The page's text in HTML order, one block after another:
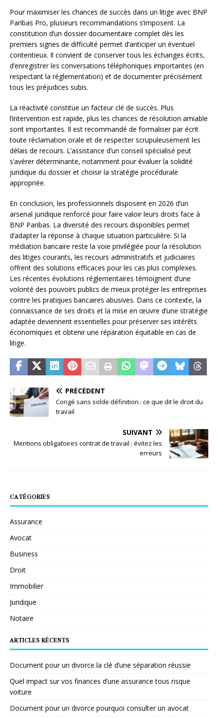
Pour maximiser les chances de succès dans un litige avec BNP
Paribas Pro, plusieurs recommandations s’imposent. La
constitution d’un dossier documentaire complet dès les
premiers signes de difficulté permet d’anticiper un éventuel
contentieux. Il convient de conserver tous les échanges écrits,
d’enregistrer les conversations téléphoniques importantes (en
respectant la réglementation) et de documenter précisément
tous les préjudices subis.
La réactivité constitue un facteur clé de succès. Plus
l’intervention est rapide, plus les chances de résolution amiable
sont importantes. Il est recommandé de formaliser par écrit
toute réclamation orale et de respecter scrupuleusement les
délais de recours. L’assistance d’un conseil spécialisé peut
s’avérer déterminante, notamment pour évaluer la solidité
juridique du dossier et choisir la stratégie procédurale
appropriée.
En conclusion, les professionnels disposent en 2026 d’un
arsenal juridique renforcé pour faire valoir leurs droits face à
BNP Paribas. La diversité des recours disponibles permet
d’adapter la réponse à chaque situation particulière. Si la
médiation bancaire reste la voie privilégiée pour la résolution
des litiges courants, les recours administratifs et judiciaires
offrent des solutions efficaces pour les cas plus complexes.
Les récentes évolutions réglementaires témoignent d’une
volonté des pouvoirs publics de mieux protéger les entreprises
contre les pratiques bancaires abusives. Dans ce contexte, la
connaissance de ses droits et la mise en œuvre d’une stratégie
adaptée deviennent essentielles pour préserver ses intérêts
économiques et obtenir une réparation équitable en cas de
litige.
PRÉCÉDENT
Congé sans solde définition : ce que dit le droit du
travail
SUIVANT
Mentions obligatoires contrat de travail : évitez les
erreurs
CATÉGORIES
Assurance
Avocat
Business
Droit
Immobilier
Juridique
Notaire
ARTICLES RÉCENTS
Document pour un divorce la clé d’une séparation réussie
Quel impact sur vos finances d’une assurance tous risque
voiture
Document pour un divorce pourquoi consulter un avocat